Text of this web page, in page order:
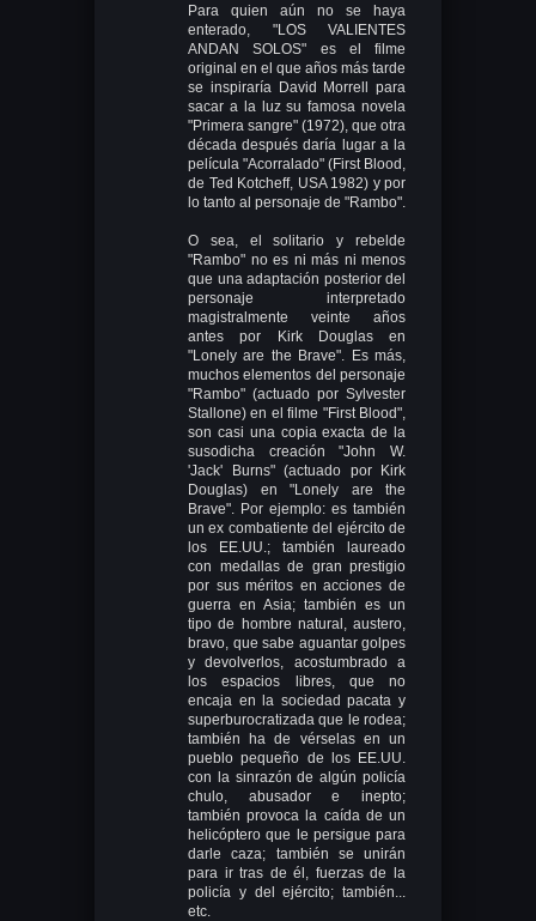
Para quien aún no se haya
enterado, "LOS VALIENTES
ANDAN SOLOS" es el filme
original en el que años más tarde
se inspiraría David Morrell para
sacar a la luz su famosa novela
"Primera sangre" (1972), que otra
década después daría lugar a la
película "Acorralado" (First Blood,
de Ted Kotcheff, USA 1982) y por
lo tanto al personaje de "Rambo".
O sea, el solitario y rebelde
"Rambo" no es ni más ni menos
que una adaptación posterior del
personaje interpretado
magistralmente veinte años
antes por Kirk Douglas en
"Lonely are the Brave". Es más,
muchos elementos del personaje
"Rambo" (actuado por Sylvester
Stallone) en el filme "First Blood",
son casi una copia exacta de la
susodicha creación "John W.
'Jack' Burns" (actuado por Kirk
Douglas) en "Lonely are the
Brave". Por ejemplo: es también
un ex combatiente del ejército de
los EE.UU.; también laureado
con medallas de gran prestigio
por sus méritos en acciones de
guerra en Asia; también es un
tipo de hombre natural, austero,
bravo, que sabe aguantar golpes
y devolverlos, acostumbrado a
los espacios libres, que no
encaja en la sociedad pacata y
superburocratizada que le rodea;
también ha de vérselas en un
pueblo pequeño de los EE.UU.
con la sinrazón de algún policía
chulo, abusador e inepto;
también provoca la caída de un
helicóptero que le persigue para
darle caza; también se unirán
para ir tras de él, fuerzas de la
policía y del ejército; también...
etc.